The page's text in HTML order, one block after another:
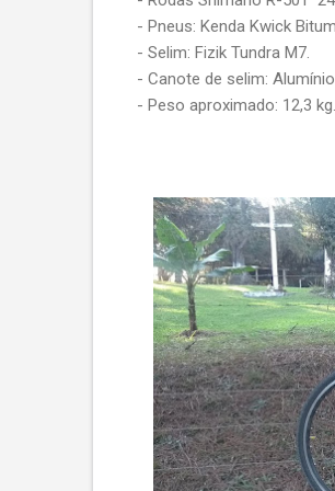
- Pneus: Kenda Kwick
- Selim: Fizik Tundra M7.
- Canote de selim:
- Peso aproximado: 12,3 kg.